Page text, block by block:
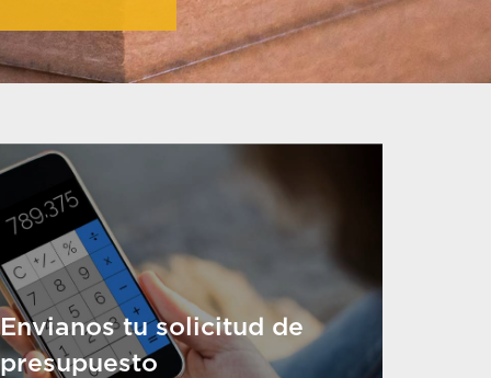
Envianos tu solicitud de
presupuesto